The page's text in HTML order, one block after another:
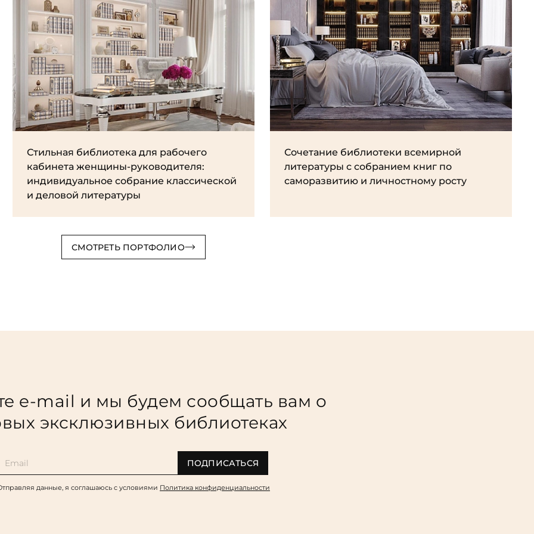
Стильная библиотека для рабочего
кабинета женщины-руководителя:
индивидуальное собрание классической
и деловой литературы
Сочетание библиотеки всемирной
литературы с собранием книг по
саморазвитию и личностному росту
СМОТРЕТЬ ПОРТФОЛИО
e-mail и мы будем сообщать вам о
эксклюзивных библиотеках
ПОДПИСАТЬСЯ
данные, я соглашаюсь c условиями Политика конфиденциальности